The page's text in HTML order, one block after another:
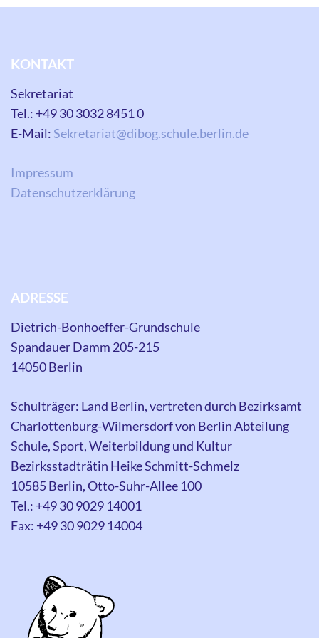
KONTAKT
Sekretariat
Tel.: +49 30 3032 8451 0
E-Mail: Sekretariat@dibog.schule.berlin.de
Impressum
Datenschutzerklärung
ADRESSE
Dietrich-Bonhoeffer-Grundschule
Spandauer Damm 205-215
14050 Berlin
Schulträger: Land Berlin, vertreten durch Bezirksamt
Charlottenburg-Wilmersdorf von Berlin Abteilung
Schule, Sport, Weiterbildung und Kultur
Bezirksstadträtin Heike Schmitt-Schmelz
10585 Berlin, Otto-Suhr-Allee 100
Tel.: +49 30 9029 14001
Fax: +49 30 9029 14004